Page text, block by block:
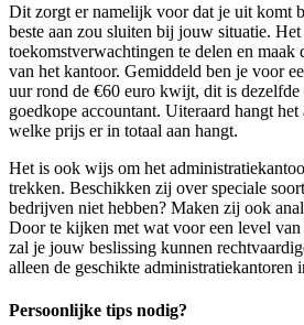
Dit zorgt er namelijk voor dat je uit komt
beste aan zou sluiten bij jouw situatie. Het
toekomstverwachtingen te delen en
van het kantoor. Gemiddeld ben je voor
uur rond de €60 euro kwijt, dit is dezelfde
goedkope accountant. Uiteraard hangt
welke prijs er in totaal aan hangt.
Het is ook wijs om het
trekken. Beschikken zij over speciale
bedrijven niet hebben? Maken zij ook
Door te kijken met wat voor een level van
zal je jouw beslissing kunnen
alleen de geschikte administratiekantoren
Persoonlijke tips nodig?